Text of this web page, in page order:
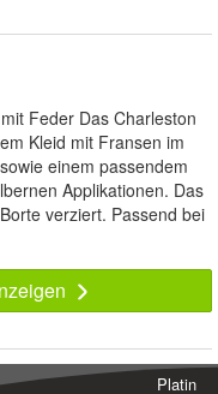
Feder Das Charleston
Kleid mit Fransen im
einem passendem
Applikationen. Das
verziert. Passend bei
Platin